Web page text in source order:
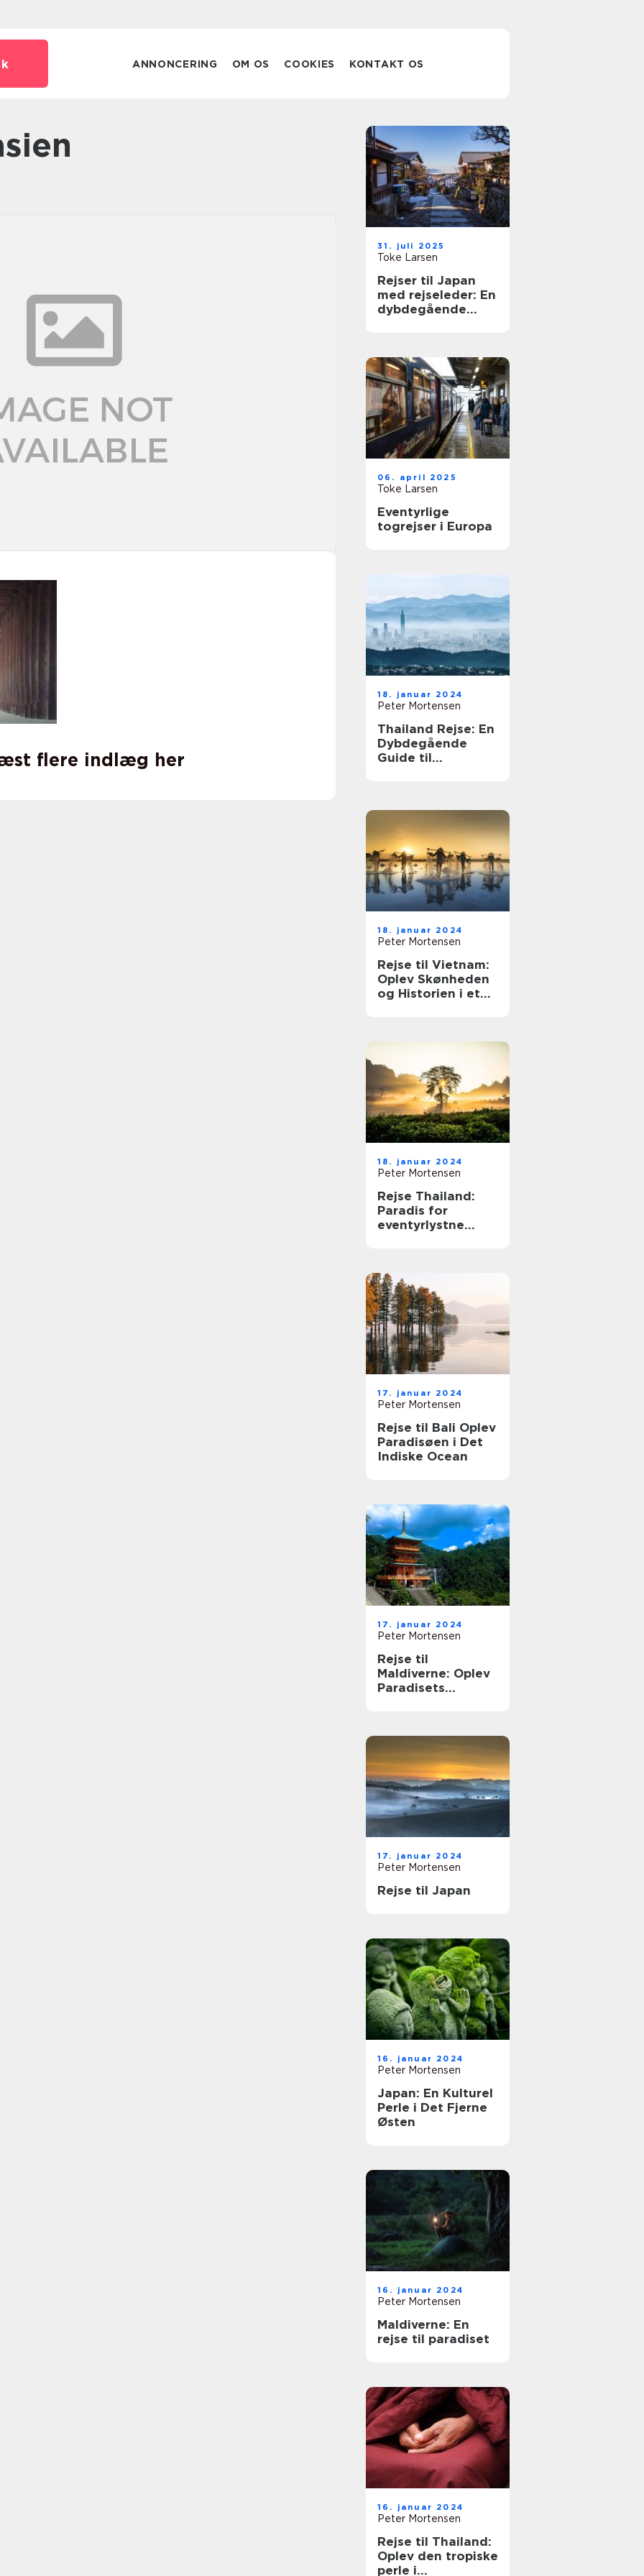
ANNONCERING OM OS COOKIES KONTAKT OS
flere indlæg her
31. juli 2025
Toke Larsen
Rejser til Japan
med rejseleder: En
dybdegående
06. april 2025
Toke Larsen
Eventyrlige
togrejser i Europa
18. januar 2024
Peter Mortensen
Thailand Rejse: En
Dybdegående
Guide til
18. januar 2024
Peter Mortensen
Rejse til Vietnam:
Oplev Skønheden
og Historien i et
18. januar 2024
Peter Mortensen
Rejse Thailand:
Paradis for
eventyrlystne
17. januar 2024
Peter Mortensen
Rejse til Bali Oplev
Paradisøen i Det
Indiske Ocean
17. januar 2024
Peter Mortensen
Rejse til
Maldiverne: Oplev
Paradisets
17. januar 2024
Peter Mortensen
Rejse til Japan
16. januar 2024
Peter Mortensen
Japan: En Kulturel
Perle i Det Fjerne
Østen
16. januar 2024
Peter Mortensen
Maldiverne: En
rejse til paradiset
16. januar 2024
Peter Mortensen
Rejse til Thailand:
Oplev den tropiske
perle i